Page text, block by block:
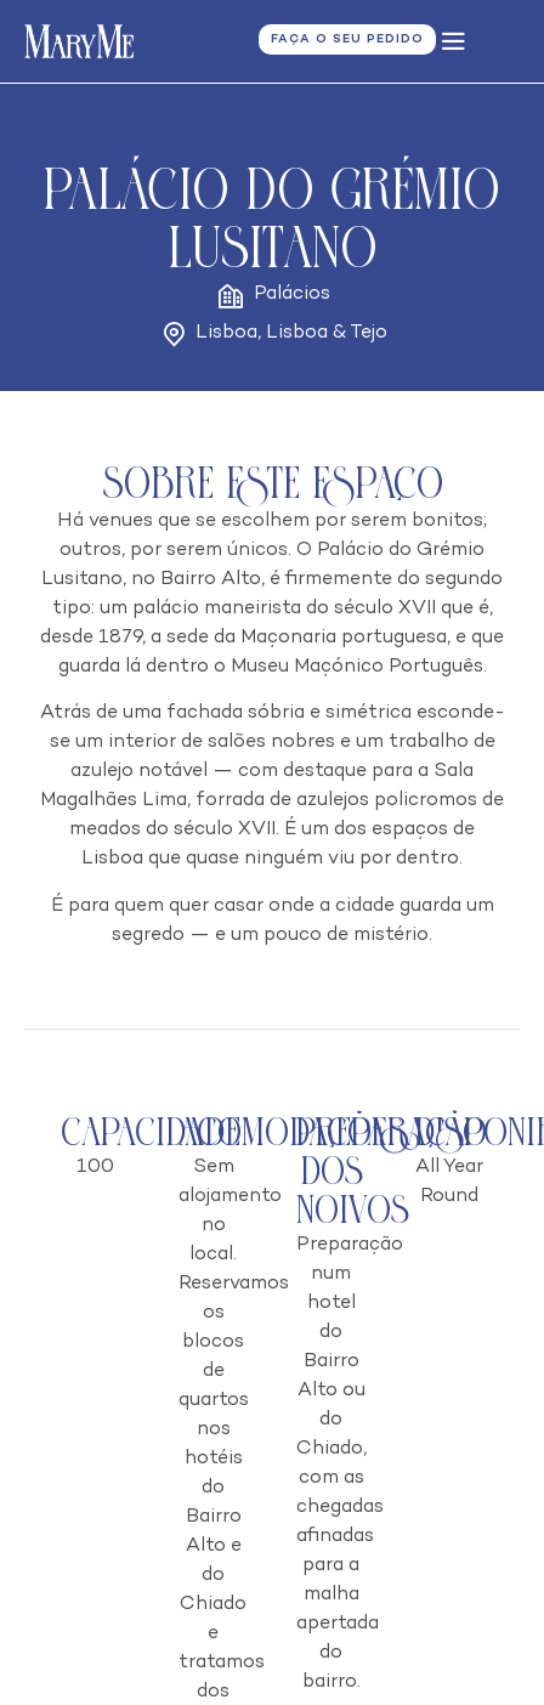
FAÇA O SEU PEDIDO
Palácio do Grémio
Lusitano
Palácios
Lisboa, Lisboa & Tejo
Sobre este espaço
Há venues que se escolhem por serem bonitos;
outros, por serem únicos. O Palácio do Grémio
Lusitano, no Bairro Alto, é firmemente do segundo
tipo: um palácio maneirista do século XVII que é,
desde 1879, a sede da Maçonaria portuguesa, e que
guarda lá dentro o Museu Maçónico Português.
Atrás de uma fachada sóbria e simétrica esconde-
se um interior de salões nobres e um trabalho de
azulejo notável — com destaque para a Sala
Magalhães Lima, forrada de azulejos policromos de
meados do século XVII. É um dos espaços de
Lisboa que quase ninguém viu por dentro.
É para quem quer casar onde a cidade guarda um
segredo — e um pouco de mistério.
Capacidade
100
Acomodações
Sem
alojamento
no
local.
Reservamos
os
blocos
de
quartos
nos
hotéis
do
Bairro
Alto e
do
Chiado
e
tratamos
dos
Preparação
dos
Noivos
Preparação
num
hotel
do
Bairro
Alto ou
do
Chiado,
com as
chegadas
afinadas
para a
malha
apertada
do
bairro.
All Year
Round